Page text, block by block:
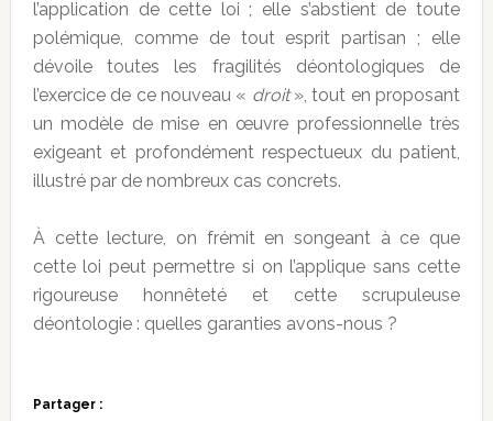
l’application de cette loi ; elle s’abstient de toute
polémique, comme de tout esprit partisan ; elle
dévoile toutes les fragilités déontologiques de
l’exercice de ce nouveau « droit», tout en proposant
un modèle de mise en œuvre professionnelle très
exigeant et profondément respectueux du patient,
illustré par de nombreux cas concrets.
À cette lecture, on frémit en songeant à ce que
cette loi peut permettre si on l’applique sans cette
rigoureuse honnêteté et cette scrupuleuse
déontologie : quelles garanties avons-nous ?
Partager :